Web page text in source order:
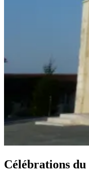
Célébrations du